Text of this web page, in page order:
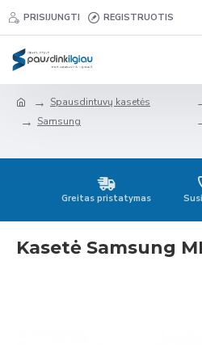
PRISIJUNGTI REGISTRUOTIS
Spausdintuvų kasetės
Samsung
Greitas pristatymas
Kasetė Samsung